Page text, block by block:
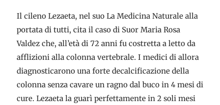
Il cileno Lezaeta, nel suo La Medicina Naturale alla
portata di tutti, cita il caso di Suor Maria Rosa
Valdez che, all’età di 72 anni fu costretta a letto da
afflizioni alla colonna vertebrale. I medici di allora
diagnosticarono una forte decalcificazione della
colonna senza cavare un ragno dal buco in 4 mesi di
cure. Lezaeta la guarì perfettamente in 2 soli mesi